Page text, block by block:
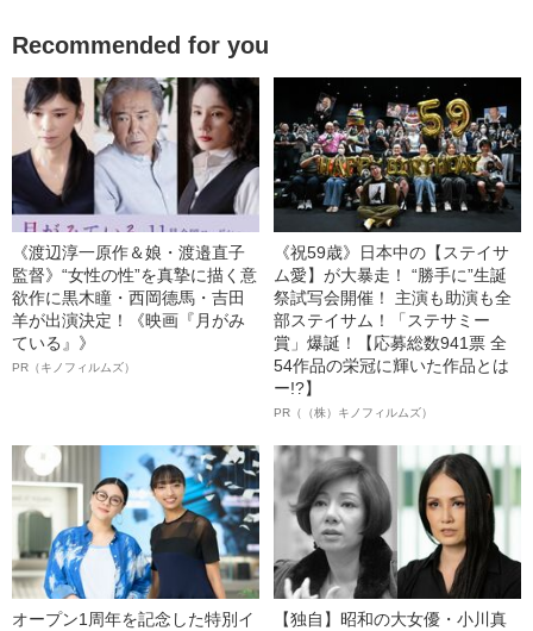
Recommended for you
《渡辺淳一原作＆娘・渡邉直子
監督》“女性の性”を真摯に描く意
欲作に黒木瞳・西岡德馬・吉田
羊が出演決定！《映画『月がみ
ている』》
PR（キノフィルムズ）
《祝59歳》日本中の【ステイサ
ム愛】が大暴走！ “勝手に”生誕
祭試写会開催！ 主演も助演も全
部ステイサム！「ステサミー
賞」爆誕！【応募総数941票 全
54作品の栄冠に輝いた作品とは
ー!?】
PR（（株）キノフィルムズ）
オープン1周年を記念した特別イ
【独自】昭和の大女優・小川真